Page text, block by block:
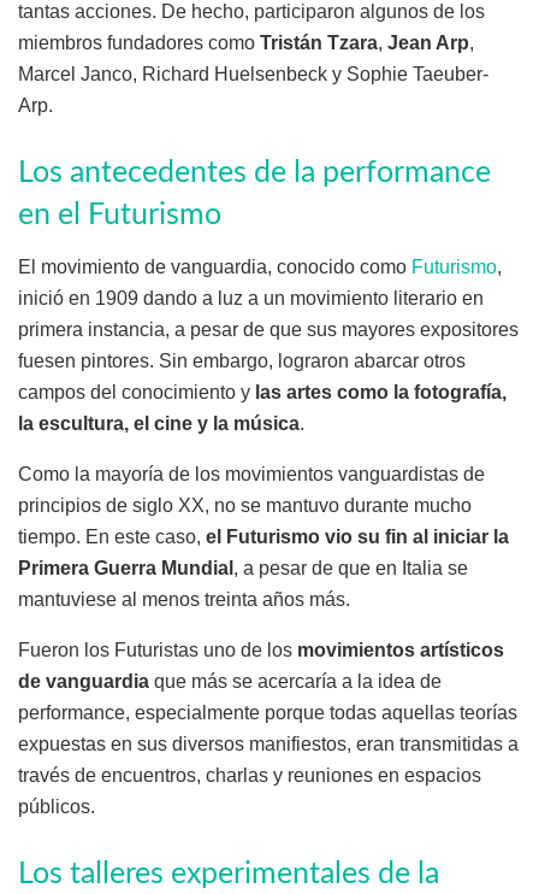
tantas acciones. De hecho, participaron algunos de los
miembros fundadores como Tristán Tzara, Jean Arp,
Marcel Janco, Richard Huelsenbeck y Sophie Taeuber-
Arp.
Los antecedentes de la performance
en el Futurismo
El movimiento de vanguardia, conocido como Futurismo,
inició en 1909 dando a luz a un movimiento literario en
primera instancia, a pesar de que sus mayores expositores
fuesen pintores. Sin embargo, lograron abarcar otros
campos del conocimiento y las artes como la fotografía,
la escultura, el cine y la música.
Como la mayoría de los movimientos vanguardistas de
principios de siglo XX, no se mantuvo durante mucho
tiempo. En este caso, el Futurismo vio su fin al iniciar la
Primera Guerra Mundial , a pesar de que en Italia se
mantuviese al menos treinta años más.
Fueron los Futuristas uno de los movimientos artísticos
de vanguardia que más se acercaría a la idea de
performance, especialmente porque todas aquellas teorías
expuestas en sus diversos manifiestos, eran transmitidas a
través de encuentros, charlas y reuniones en espacios
públicos.
Los talleres experimentales de la